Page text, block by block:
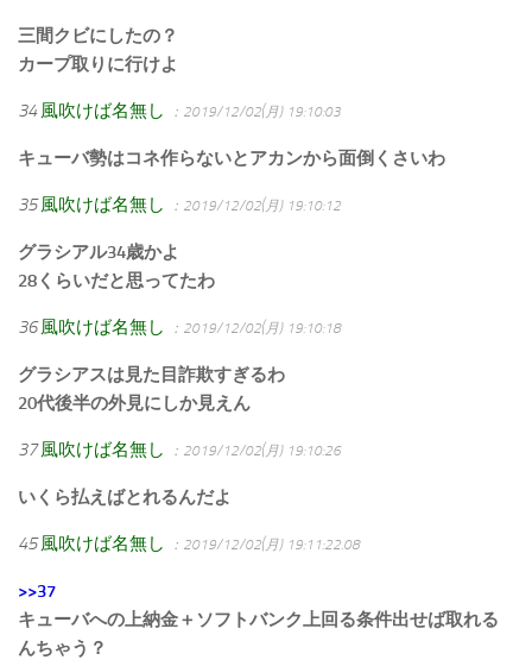
三間クビにしたの？
カープ取りに行けよ
34 風吹けば名無し ：2019/12/02(月) 19:10:03
キューバ勢はコネ作らないとアカンから面倒くさいわ
35 風吹けば名無し ：2019/12/02(月) 19:10:12
グラシアル34歳かよ
28くらいだと思ってたわ
36 風吹けば名無し ：2019/12/02(月) 19:10:18
グラシアスは見た目詐欺すぎるわ
20代後半の外見にしか見えん
37 風吹けば名無し ：2019/12/02(月) 19:10:26
いくら払えばとれるんだよ
45 風吹けば名無し ：2019/12/02(月) 19:11:22.08
>>37
キューバへの上納金＋ソフトバンク上回る条件出せば取れる
んちゃう？